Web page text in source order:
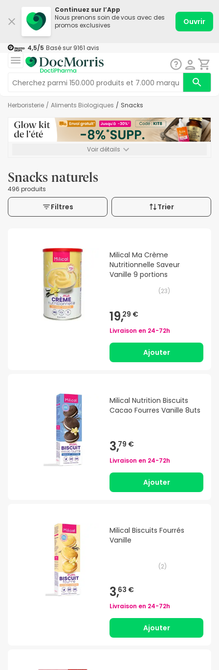
Continuez sur l’App
Nous prenons soin de vous avec des
promos exclusives
Ouvrir
4,5/5 Basé sur 9161 avis
Herboristerie / Aliments Biologiques / Snacks
Voir détails
Snacks naturels
496 produits
Filtres Trier
Milical Ma Crème
Nutritionnelle Saveur
Vanille 9 portions
(23)
19,29 €
Livraison en 24-72h
Ajouter
Milical Nutrition Biscuits
Cacao Fourres Vanille 8uts
3,79 €
Livraison en 24-72h
Ajouter
Milical Biscuits Fourrés
Vanille
(2)
3,63 €
Livraison en 24-72h
Ajouter